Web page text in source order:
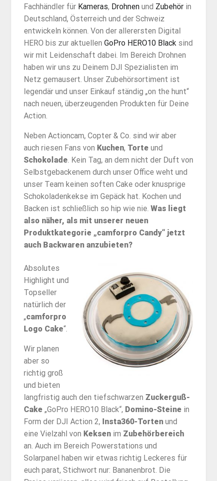
Fachhändler für Kameras, Drohnenund Zubehörin
Deutschland, Österreich und der Schweiz
entwickeln können. Von der allerersten Digital
HERO bis zur aktuellen GoPro HERO10 Blacksind
wir mit Leidenschaft dabei. Im Bereich Drohnen
haben wir uns zu Deinem DJI Spezialisten im
Netz gemausert. Unser Zubehörsortiment ist
legendär und unser Einkauf ständig „on the hunt“
nach neuen, überzeugenden Produkten für Deine
Action.
Neben Actioncam, Copter & Co. sind wir aber
auch riesen Fans von Kuchen, Torte und
Schokolade. Kein Tag, an dem nicht der Duft von
Selbstgebackenem durch unser Office weht und
unser Team keinen soften Cake oder knusprige
Schokoladenkekse im Gepäck hat. Kochen und
Backen ist schließlich so hip wie nie. Was liegt
also näher, als mit unserer neuen
Produktkategorie „camforpro Candy“ jetzt
auch Backwaren anzubieten?
Absolutes
Highlight und
Topseller
natürlich der
„camforpro
Logo Cake“.
Wir planen
aber so
richtig groß
und bieten
langfristig auch den tiefschwarzen Zuckerguß-
Cake „GoPro HERO10 Black“, Domino-Steine in
Form der DJI Action 2, Insta360-Tortenund
eine Vielzahl von Keksenim Zubehörbereich
an. Auch im Bereich Powerstations und
Solarpanel haben wir etwas richtig Leckeres für
euch parat, Stichwort nur: Bananenbrot. Die